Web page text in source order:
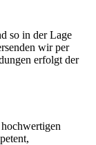
so in der Lage
wir per
erfolgt der